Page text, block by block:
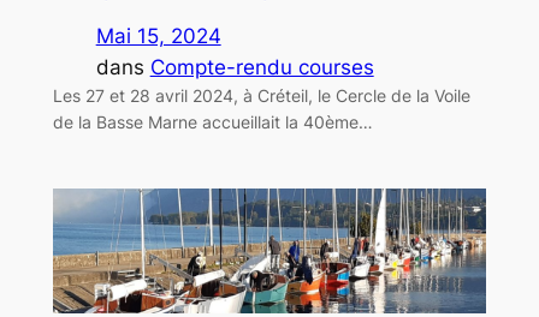
Mai 15, 2024
dans Compte-rendu courses
Les 27 et 28 avril 2024, à Créteil, le Cercle de la Voile
de la Basse Marne accueillait la 40ème…